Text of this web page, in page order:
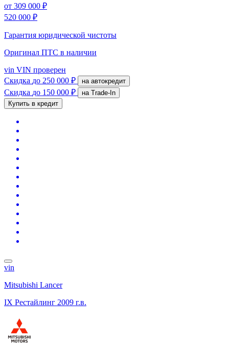
от 309 000 ₽
520 000 ₽
Гарантия юридической чистоты
Оригинал ПТС в наличии
vin VIN проверен
Скидка до 250 000 ₽ на автокредит
Скидка до 150 000 ₽
на Trade-In
Купить в кредит
vin
Mitsubishi Lancer
IX Рестайлинг 2009 г.в.